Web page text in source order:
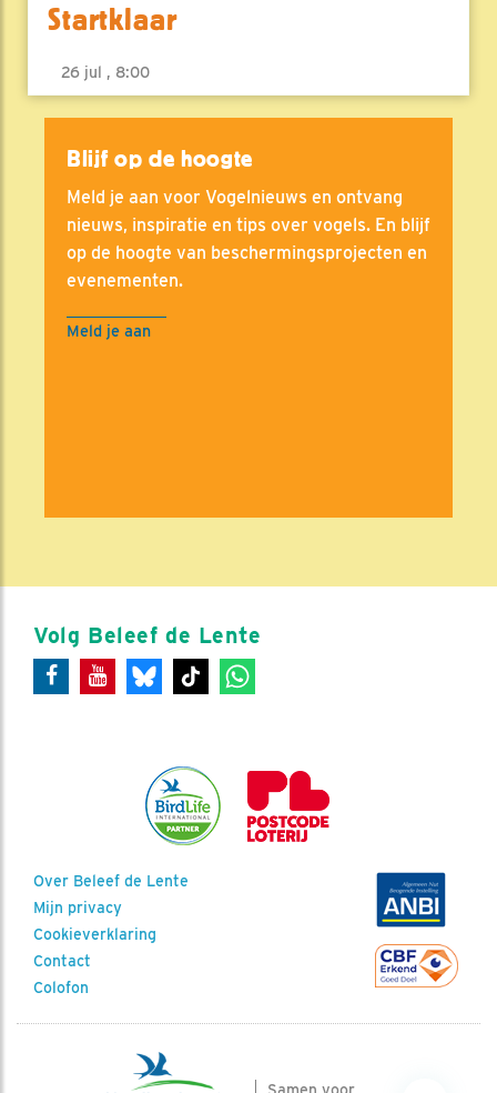
Startklaar
26 jul , 8:00
Blijf op de hoogte
Meld je aan voor Vogelnieuws en ontvang
nieuws, inspiratie en tips over vogels. En blijf
op de hoogte van beschermingsprojecten en
evenementen.
Meld je aan
Volg Beleef de Lente
Over Beleef de Lente
Mijn privacy
Cookieverklaring
Contact
Colofon